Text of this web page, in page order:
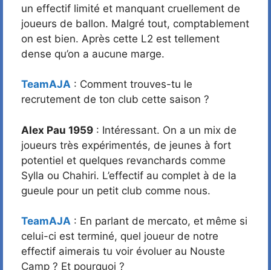
un effectif limité et manquant cruellement de
joueurs de ballon. Malgré tout, comptablement
on est bien. Après cette L2 est tellement
dense qu’on a aucune marge.
TeamAJA : Comment trouves-tu le
recrutement de ton club cette saison ?
Alex Pau 1959 : Intéressant. On a un mix de
joueurs très expérimentés, de jeunes à fort
potentiel et quelques revanchards comme
Sylla ou Chahiri. L’effectif au complet à de la
gueule pour un petit club comme nous.
TeamAJA : En parlant de mercato, et même si
celui-ci est terminé, quel joueur de notre
effectif aimerais tu voir évoluer au Nouste
Camp ? Et pourquoi ?